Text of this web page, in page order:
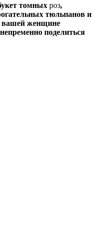
томных роз,
тюльпанов и
вашей женщине
поделиться